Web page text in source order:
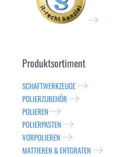
Produktsortiment
SCHAFTWERKZEUGE
POLIERZUBEHÖR
POLIEREN
POLIERPASTEN
VORPOLIEREN
MATTIEREN & ENTGRATEN